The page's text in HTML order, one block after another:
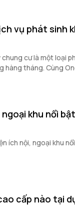
vụ phát sinh
cư là một loại
hàng tháng. Cùng
Gia Định trong bài
khu nổi
ích nội, ngoại khu
cấp nào tại